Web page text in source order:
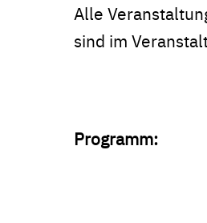
Alle
sind im
Programm: